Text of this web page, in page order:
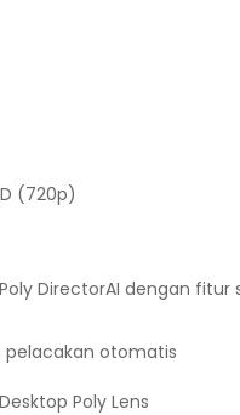
(720p)
DirectorAI dengan
pelacakan otomatis
Poly Lens